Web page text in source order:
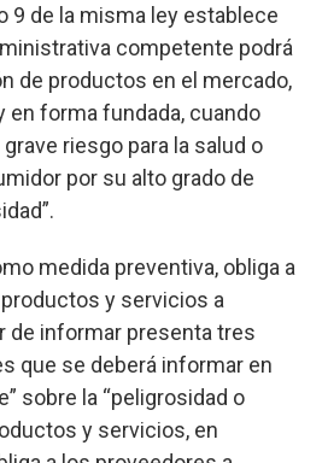
9 de la misma ley establece
competente podrá
de productos en el mercado,
en forma fundada, cuando
riesgo para la salud o
por su alto grado de
medida preventiva, obliga a
y servicios a
de informar presenta tres
que se deberá informar en
sobre la “peligrosidad o
y servicios, en